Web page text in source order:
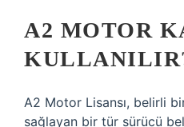
A2 MOTOR
A2 Motor Lisansı, belirli
sağlayan bir tür sürücü